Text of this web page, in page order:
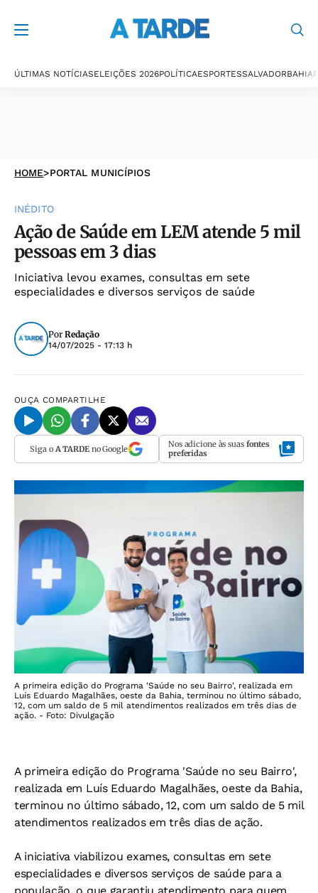
ÚLTIMAS NOTÍCIASELEIÇÕES 2026POLÍTICAESPORTESSALVADORBAHIA
HOME>PORTAL MUNICÍPIOS
INÉDITO
Ação de Saúde em LEM atende 5 mil
pessoas em 3 dias
Iniciativa levou exames, consultas em sete
especialidades e diversos serviços de saúde
Por Redação
14/07/2025 - 17:13 h
OUÇA COMPARTILHE
Siga o A TARDEno Google Nos adicione às suas fontes
preferidas
A primeira edição do Programa 'Saúde no seu Bairro', realizada em
Luís Eduardo Magalhães, oeste da Bahia, terminou no último sábado,
12, com um saldo de 5 mil atendimentos realizados em três dias de
ação. - Foto: Divulgação
A primeira edição do Programa 'Saúde no seu Bairro',
realizada em Luís Eduardo Magalhães, oeste da Bahia,
terminou no último sábado, 12, com um saldo de 5 mil
atendimentos realizados em três dias de ação.
A iniciativa viabilizou exames, consultas em sete
especialidades e diversos serviços de saúde para a